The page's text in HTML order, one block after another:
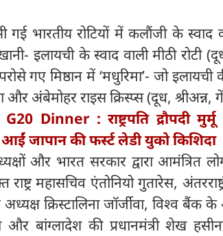
गई भारतीय रोटियों में कलौंजी के
इलायची के स्वाद वाली मीठी रोटी
गए मिष्ठान में ‘मधुरिमा’- जो
अंबेमोहर राइस क्रिस्प्स (दूध, श्रीअन्न,
G20 Dinner : राष्ट्रपति द्रौपदी
जापान की फर्स्ट लेडी युको किशिदा
और भारत सरकार द्वारा
महासचिव एंतोनियो गुतारेस,
क्रिस्टालिना जॉर्जीवा, विश्व बैंक
बांग्लादेश की प्रधानमंत्री शेख